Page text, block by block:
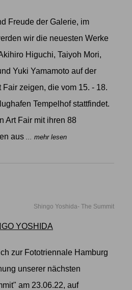
Freude der Galerie, im
wir die neuesten Werke
Higuchi, Taiyoh Mori,
Yuki Yamamoto auf der
Fair zeigen, die vom 15. - 18.
Tempelhof stattfindet.
Art Fair mit ihren 88
aus
... mehr lesen
Shingo Yoshida- The Summit
YOSHIDA
zur Fototriennale Hamburg
unserer nächsten
am 23.06.22, auf